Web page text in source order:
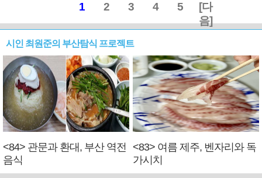
1 2 3 4 5
[다
음]
시인 최원준의 부산탐식 프로젝트
<84> 관문과 환대, 부산 역전
음식
<83> 여름 제주, 벤자리와 독
가시치